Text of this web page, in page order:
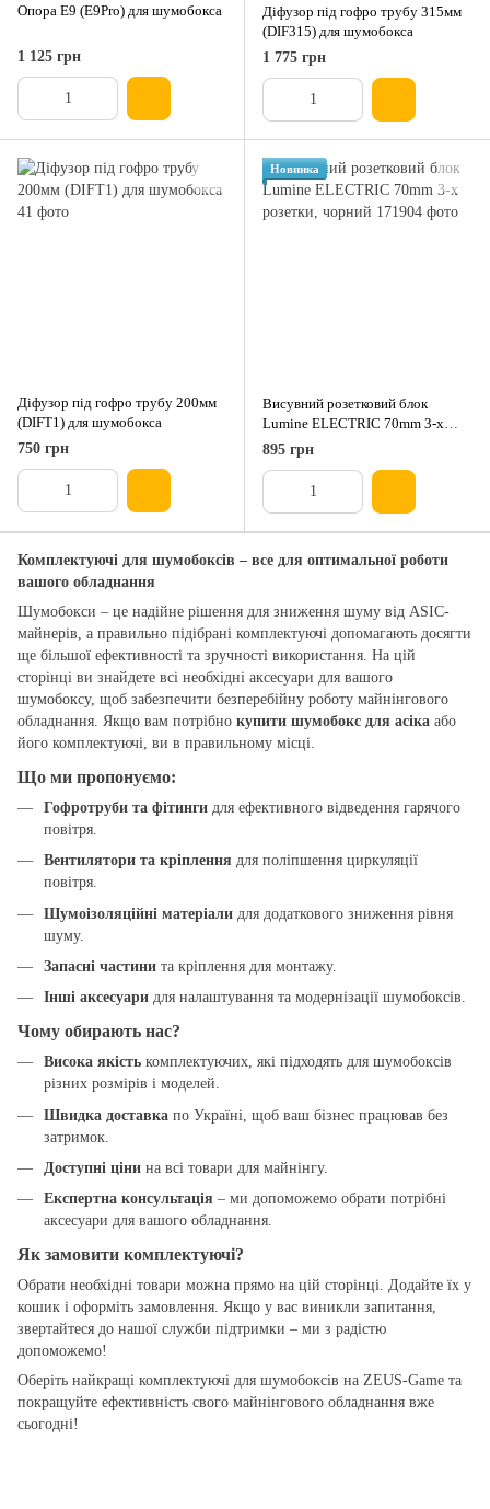
Опора E9 (E9Pro) для шумобокса
1 125 грн
Діфузор під гофро трубу 315мм
(DIF315) для шумобокса
1 775 грн
Діфузор під гофро трубу 200мм
(DIFT1) для шумобокса
750 грн
Новинка
Висувний розетковий блок
Lumine ELECTRIC 70mm 3-x
розетки, чорний
895 грн
Комплектуючі для шумобоксів – все для оптимальної роботи
вашого обладнання
Шумобокси – це надійне рішення для зниження шуму від ASIC-
майнерів, а правильно підібрані комплектуючі допомагають досягти
ще більшої ефективності та зручності використання. На цій
сторінці ви знайдете всі необхідні аксесуари для вашого
шумобоксу, щоб забезпечити безперебійну роботу майнінгового
обладнання. Якщо вам потрібно купити шумобокс для асіка або
його комплектуючі, ви в правильному місці.
Що ми пропонуємо:
Гофротруби та фітинги для ефективного відведення гарячого
повітря.
Вентилятори та кріплення для поліпшення циркуляції
повітря.
Шумоізоляційні матеріали для додаткового зниження рівня
шуму.
Запасні частини та кріплення для монтажу.
Інші аксесуари для налаштування та модернізації шумобоксів.
Чому обирають нас?
Висока якість комплектуючих, які підходять для шумобоксів
різних розмірів і моделей.
Швидка доставка по Україні, щоб ваш бізнес працював без
затримок.
Доступні ціни на всі товари для майнінгу.
Експертна консультація – ми допоможемо обрати потрібні
аксесуари для вашого обладнання.
Як замовити комплектуючі?
Обрати необхідні товари можна прямо на цій сторінці. Додайте їх у
кошик і оформіть замовлення. Якщо у вас виникли запитання,
звертайтеся до нашої служби підтримки – ми з радістю
допоможемо!
Оберіть найкращі комплектуючі для шумобоксів на ZEUS-Game та
покращуйте ефективність свого майнінгового обладнання вже
сьогодні!